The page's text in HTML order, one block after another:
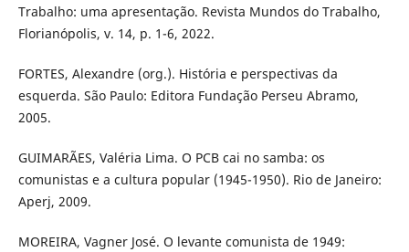
Trabalho: uma apresentação. Revista Mundos do Trabalho,
Florianópolis, v. 14, p. 1-6, 2022.
FORTES, Alexandre (org.). História e perspectivas da
esquerda. São Paulo: Editora Fundação Perseu Abramo,
2005.
GUIMARÃES, Valéria Lima. O PCB cai no samba: os
comunistas e a cultura popular (1945-1950). Rio de Janeiro:
Aperj, 2009.
MOREIRA, Vagner José. O levante comunista de 1949: